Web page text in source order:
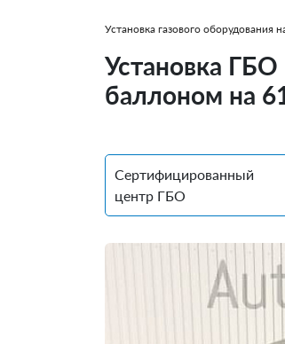
Установка газового оборудования
Установка
баллоном на
Сертифицированный
центр ГБО